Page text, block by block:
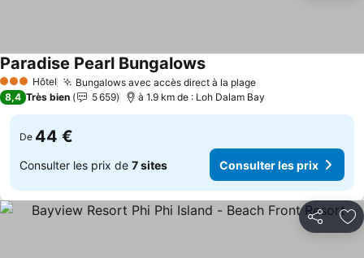
3 ÉtoilesHôtel Bungalows avec accès direct à la plage
Paradise Pearl Bungalows
8,4 Très bien 5 659 à 1.9 km de : Loh Dalam Bay
De 44 €
Consulter les prix de 7 sites Consulter les prix
Partager